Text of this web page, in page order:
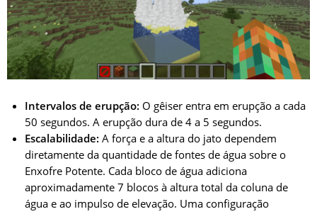
Intervalos de erupção: O gêiser entra em erupção a cada
50 segundos. A erupção dura de 4 a 5 segundos.
Escalabilidade: A força e a altura do jato dependem
diretamente da quantidade de fontes de água sobre o
Enxofre Potente. Cada bloco de água adiciona
aproximadamente 7 blocos à altura total da coluna de
água e ao impulso de elevação. Uma configuração